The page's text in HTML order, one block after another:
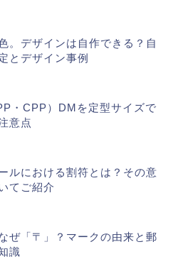
。デザインは自作できる？自
とデザイン事例
・CPP）DMを定型サイズで
意点
ルにおける割符とは？その意
てご紹介
ぜ「〒」？マークの由来と郵
識